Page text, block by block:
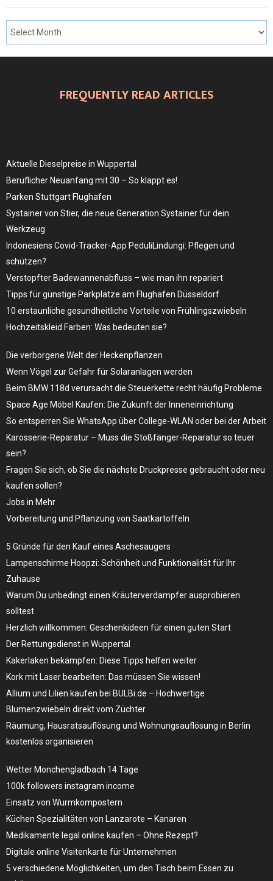
FREQUENTLY READ ARTICLES
Aktuelle Dieselpreise in Wuppertal
Beruflicher Neuanfang mit 30 – So klappt es!
Parken Stuttgart Flughafen
Systainer von Stier, die neue Generation Systainer für dein
Werkzeug
Indonesiens Covid-Tracker-App PeduliLindungi: Pflegen und
schützen?
Verstopfter Badewannenabfluss – wie man ihn repariert
Tipps für günstige Parkplätze am Flughafen Düsseldorf
10 erstaunliche gesundheitliche Vorteile von Frühlingszwiebeln
Hochzeitskleid Farben: Was bedeuten sie?
Die verborgene Welt der Heckenpflanzen
Wenn Vögel zur Gefahr für Solaranlagen werden
Beim BMW 118d verursacht die Steuerkette recht häufig Probleme
Space Age Möbel Kaufen: Die Zukunft der Inneneinrichtung
So entsperren Sie WhatsApp über College-WLAN oder bei der Arbeit
Karosserie-Reparatur – Muss die Stoßfänger-Reparatur so teuer
sein?
Fragen Sie sich, ob Sie die nächste Druckpresse gebraucht oder neu
kaufen sollen?
Jobs in Mehr
Vorbereitung und Pflanzung von Saatkartoffeln
5 Gründe für den Kauf eines Aschesaugers
Lampenschirme Hoopzi: Schönheit und Funktionalität für Ihr
Zuhause
Warum Du unbedingt einen Kräuterverdampfer ausprobieren
solltest
Herzlich willkommen: Geschenkideen für einen guten Start
Der Rettungsdienst in Wuppertal
Kakerlaken bekämpfen: Diese Tipps helfen weiter
Kork mit Laser bearbeiten: Das müssen Sie wissen!
Allium und Lilien kaufen bei BULBi.de – Hochwertige
Blumenzwiebeln direkt vom Züchter
Räumung, Hausratsauflösung und Wohnungsauflösung in Berlin
kostenlos organisieren
Wetter Monchengladbach 14 Tage
100k followers instagram income
Einsatz von Wurmkompostern
Küchen Spezialitäten von Lanzarote – Kanaren
Medikamente legal online kaufen – Ohne Rezept?
Digitale online Visitenkarte für Unternehmen
5 verschiedene Möglichkeiten, um den Tisch beim Essen zu